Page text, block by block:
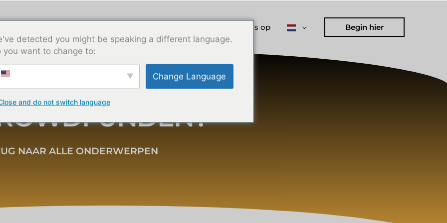
Neem contact met ons op Begin hier
NAAR ALLE ONDERWERPEN
detected you might be speaking a different language.
you want to change to:
Change Language
and do not switch language